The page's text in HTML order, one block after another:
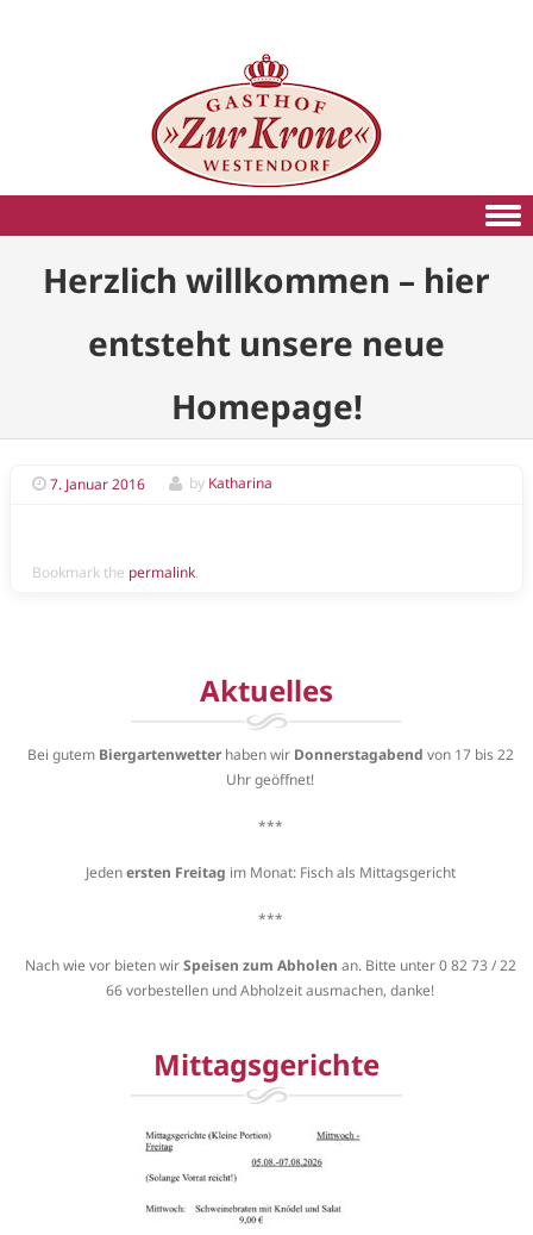
Herzlich willkommen – hier
entsteht unsere neue
Homepage!
7. Januar 2016 by Katharina
Bookmark the permalink.
Aktuelles
Bei gutem Biergartenwetterhaben wir Donnerstagabend von 17 bis 22
Uhr geöffnet!
***
Jedenersten Freitag im Monat: Fisch als Mittagsgericht
***
Nach wie vor bieten wirSpeisen zum Abholen an. Bitte unter 0 82 73 / 22
66 vorbestellen und Abholzeit ausmachen, danke!
Mittagsgerichte